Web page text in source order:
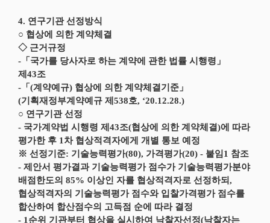
4. 연구기관 선정방식
○ 협상에 의한 계약체결
◇ 근거규정
-「국가를 당사자로 하는 계약에 관한 법률 시행령」
제43조
-「(계약예규) 협상에 의한 계약체결기준」
(기획재정부계약예규 제538호, ‘20.12.28.)
○ 연구기관 선정
- 국가계약법 시행령 제43조(협상에 의한 계약체결)에 따라
평가한 후 1차 협상적격자에게 개별 통보 예정
※ 선정기준: 기술능력평가(80), 가격평가(20) - 붙임1 참조
- 제안서 평가결과 기술능력평가 점수가 기술능력평가분야
배점한도의 85% 이상인 자를 협상적격자로 선정하되,
협상적격자의 기술능력평가 점수와 입찰가격평가 점수를
합산하여 합산점수의 고득점 순에 따라 결정
- 1순위 기관부터 협상을 실시하여 낙찰자선정(낙찰자는